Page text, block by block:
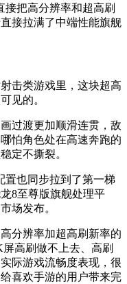
接把高分辨率和超高刷
接拉满了中端性能旗舰
击类游戏里，这块超高
见的。
过渡更加顺滑连贯，敌
怕角色处在高速奔跑的
定不撕裂。
置也同步拉到了第一梯
8至尊版旗舰处理平
场发布。
分辨率加超高刷新率的
高刷做不上去、高刷
际游戏流畅度表现，很
喜欢手游的用户带来完